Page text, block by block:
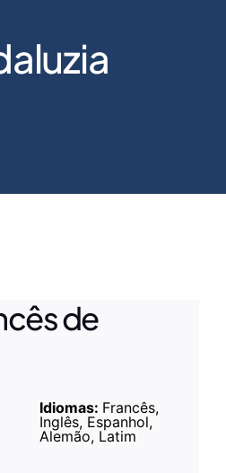
de
Idiomas: Francês,
Inglês, Espanhol,
Alemão, Latim